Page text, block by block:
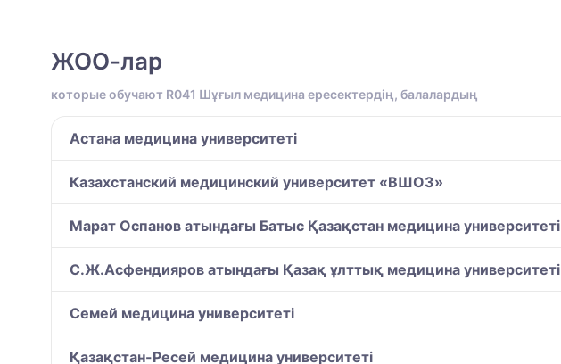
ЖОО-лар
которые обучают R041 Шұғыл медицина ересектердің, балалардың
Астана медицина университеті
Казахстанский медицинский университет «ВШОЗ»
Марат Оспанов атындағы Батыс Қазақстан медицина университеті
С.Ж.Асфендияров атындағы Қазақ ұлттық медицина университеті
Семей медицина университеті
Қазақстан-Ресей медицина университеті